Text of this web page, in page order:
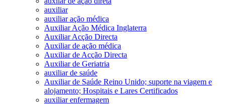
auxiliar
auxiliar ação médica
Auxiliar Ação Médica Inglaterra
Auxiliar Acção Directa
Auxiliar de ação médica
Auxiliar de Acção Directa
Auxiliar de Geriatria
auxiliar de saúde
Auxiliar de Saúde Reino Unido; suporte na viagem e
alojamento; Hospitais e Lares Certificados
auxiliar enfermagem